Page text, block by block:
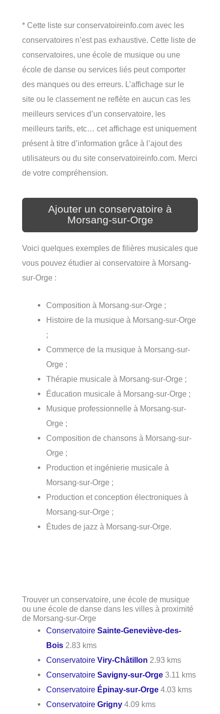
* Cette liste sur conservatoireinfo.com avec les
conservatoires n’est pas exhaustive. Cette liste de
conservatoires, une école de musique ou une
école de danse ou services liés peut comporter
des manques ou des erreurs. L’affichage sur le
site ou le classement ne reflète en aucun cas les
meilleurs services d’un conservatoire, les
meilleurs tarifs, etc… cet affichage est uniquement
présent à titre d’information grâce à l’ajout des
utilisateurs ou du site conservatoireinfo.com. Merci
de votre compréhension.
Ajouter un conservatoire à
Morsang-sur-Orge
Voici quelques exemples de filières musicales que
vous pouvez étudier ai conservatoire à Morsang-
sur-Orge :
Composition à Morsang-sur-Orge ;
Histoire de la musique à Morsang-sur-Orge
;
Commerce de la musique à Morsang-sur-
Orge ;
Thérapie musicale à Morsang-sur-Orge ;
Éducation musicale à Morsang-sur-Orge ;
Musique professionnelle à Morsang-sur-
Orge ;
Composition de chansons à Morsang-sur-
Orge ;
Production et ingénierie musicale à
Morsang-sur-Orge ;
Production et conception électroniques à
Morsang-sur-Orge ;
Études de jazz à Morsang-sur-Orge.
Trouver un conservatoire, une école de musique
ou une école de danse dans les villes à proximité
de Morsang-sur-Orge
ConservatoireSainte-Geneviève-des-
Bois 2.83 kms
ConservatoireViry-Châtillon 2.93 kms
ConservatoireSavigny-sur-Orge 3.11 kms
Conservatoire Épinay-sur-Orge 4.03 kms
ConservatoireGrigny 4.09 kms